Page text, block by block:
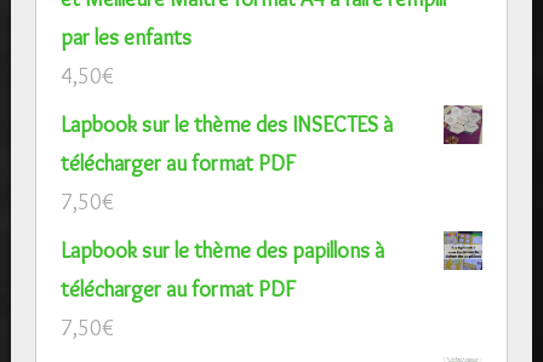
par les enfants
4,50€
Lapbook sur le thème des INSECTES à
télécharger au format PDF
7,50€
Lapbook sur le thème des papillons à
télécharger au format PDF
7,50€